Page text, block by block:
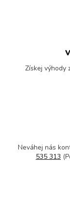
Získej výhody
Neváhej nás
535 313